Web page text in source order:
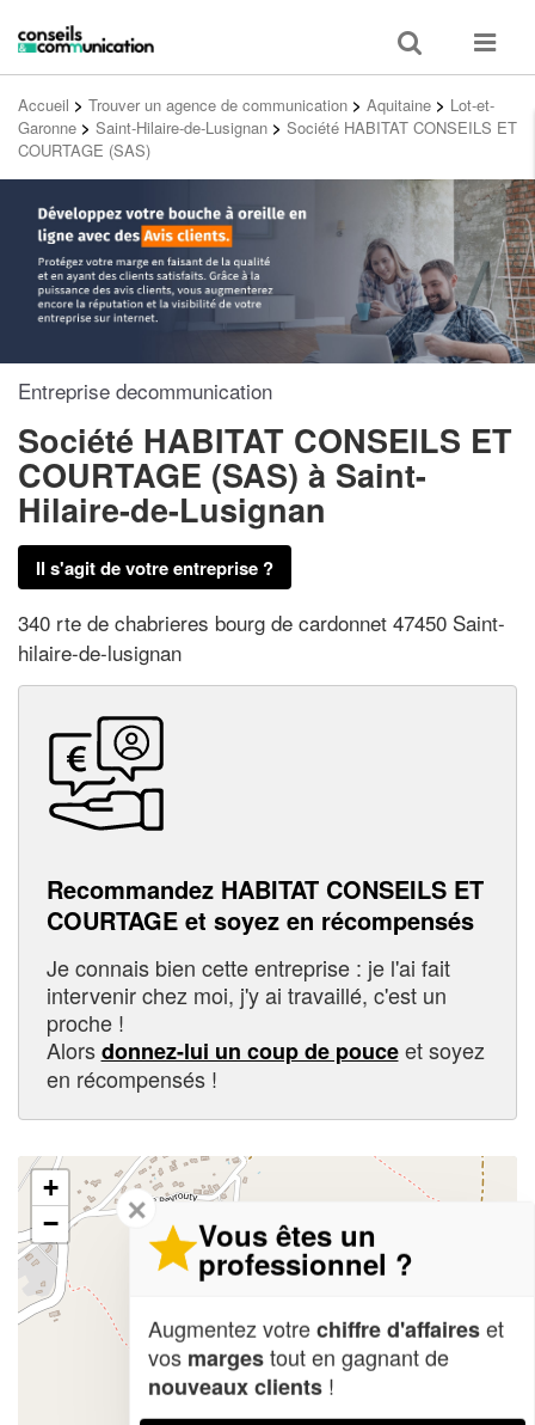
Toggle
search
Toggle
Accueil > Trouver un agence de communication > Aquitaine > Lot-et-
Garonne > Saint-Hilaire-de-Lusignan > Société HABITAT CONSEILS ET
COURTAGE (SAS)
Entreprise decommunication
Société HABITAT CONSEILS ET
COURTAGE (SAS) à Saint-
Hilaire-de-Lusignan
Il s'agit de votre entreprise ?
340 rte de chabrieres bourg de cardonnet 47450 Saint-
hilaire-de-lusignan
Recommandez HABITAT CONSEILS ET
COURTAGE et soyez en récompensés
Je connais bien cette entreprise : je l'ai fait
intervenir chez moi, j'y ai travaillé, c'est un
proche !
Alorsdonnez-lui un coup de pouceet soyez
en récompensés !
+
−
✕
Vous êtes un
professionnel ?
Augmentez votrechiffre d'affaireset
vos margestout en gagnant de
nouveaux clients !